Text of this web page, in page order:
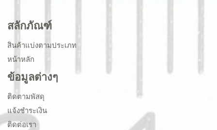
สลักภัณฑ์
สินค้าแบ่งตามประเภท
หน้าหลัก
ข้อมูลต่างๆ
ติดตามพัสดุ
แจ้งชำระเงิน
ติดต่อเรา